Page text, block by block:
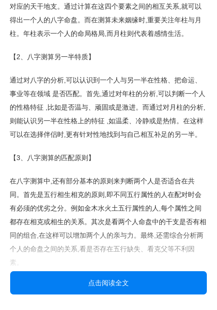
对应的天干地支。通过计算在这四个要素之间的相互关系,就可以
得出一个人的八字命盘。而在测算未来姻缘时,重要关注年柱与月
柱。年柱表示一个人的命局格局,而月柱则代表着感情生活。
【2、八字测算另一半特质】
通过对八字的分析,可以认识到一个人与另一半在性格、把命运、
事业等在领域 是否匹配。首先,通过对年柱的分析,可以判断一个人
的性格特征 ,比如是否温与、顽固或是激进。而通过对月柱的分析,
则能认识另一半在性格上的特征 ,如温柔、冷静或是热情。在这样
可以在选择伴侣时,更有针对性地找到与自己相互补足的另一半。
【3、八字测算的匹配原则】
在八字测算中,还有部分基本的原则来判断两个人是否适合在共
同。首先是五行相生相克的原则,即不同五行属性的人在配对时会
有必须的优劣之分。例如金木水火土五行属性的人,每个属性之间
都存在相克或相生的关系。其次是看两个人命盘中的干支是否有相
同的组合,在这样可以增加两个人的亲与力。最终,还需综合分析两
个人的命盘之间的关系,看是否存在五行缺失、看克父等不利因
素。
【4、八字测算未来姻缘的有价值 】
点击阅读全文